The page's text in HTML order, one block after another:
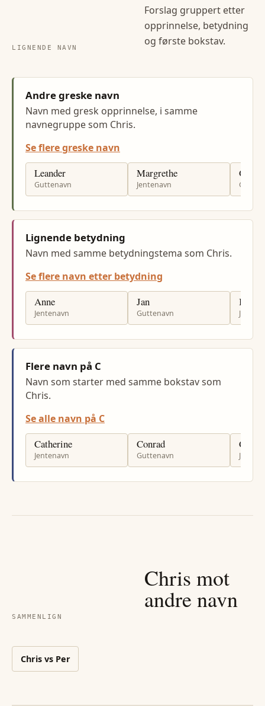
LIGNENDE NAVN
Forslag gruppert etter
opprinnelse, betydning
og første bokstav.
Andre greske navn
Navn med gresk opprinnelse, i samme
navnegruppe som Chris.
Se flere greske navn
Leander
Guttenavn
Margrethe
Jentenavn
Georg
Lignende betydning
Navn med samme betydningstema som Chris.
Se flere navn etter betydning
Anne
Jentenavn
Jan
Guttenavn
Ingrid
Flere navn på C
Navn som starter med samme bokstav som
Chris.
Se alle navn på C
Catherine
Jentenavn
Conrad
Guttenavn
Carine
SAMMENLIGN
Chris mot
andre navn
Chrisvs Per